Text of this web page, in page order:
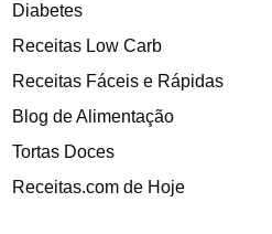
Diabetes
Receitas Low Carb
Receitas Fáceis e Rápidas
Blog de Alimentação
Tortas Doces
Receitas.com de Hoje